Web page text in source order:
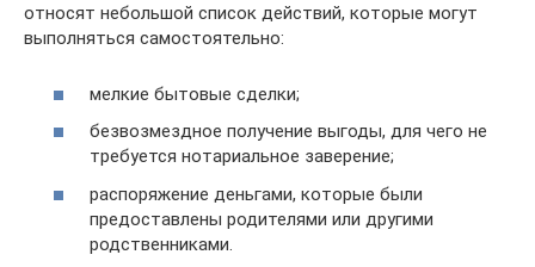
относят небольшой список действий, которые могут
выполняться самостоятельно:
мелкие бытовые сделки;
безвозмездное получение выгоды, для чего не
требуется нотариальное заверение;
распоряжение деньгами, которые были
предоставлены родителями или другими
родственниками.